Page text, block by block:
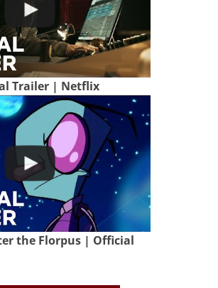
Trailer | Netflix
the Florpus | Official